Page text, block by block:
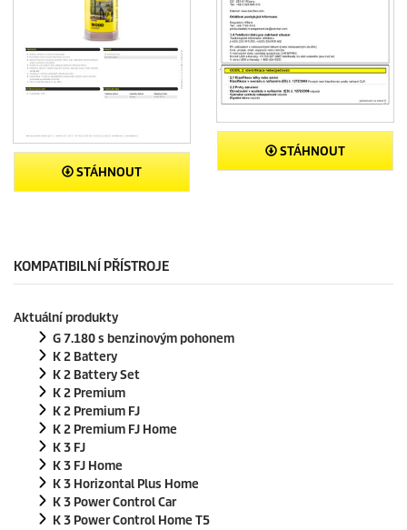
STÁHNOUT
STÁHNOUT
KOMPATIBILNÍ PŘÍSTROJE
Aktuální produkty
G 7.180 s benzinovým pohonem
K 2 Battery
K 2 Battery Set
K 2 Premium
K 2 Premium FJ
K 2 Premium FJ Home
K 3 FJ
K 3 FJ Home
K 3 Horizontal Plus Home
K 3 Power Control Car
K 3 Power Control Home T5